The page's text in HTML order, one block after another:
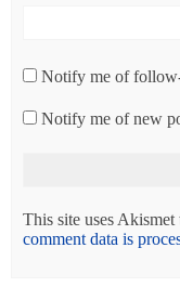
Notify me of
Notify me of new
This site uses Akismet
comment data is